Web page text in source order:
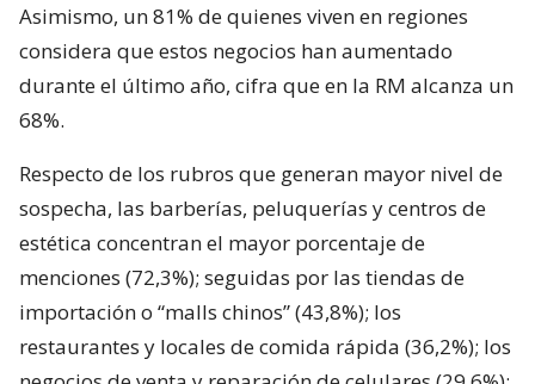
Asimismo, un 81% de quienes viven en regiones
considera que estos negocios han aumentado
durante el último año, cifra que en la RM alcanza un
68%.
Respecto de los rubros que generan mayor nivel de
sospecha, las barberías, peluquerías y centros de
estética concentran el mayor porcentaje de
menciones (72,3%); seguidas por las tiendas de
importación o “malls chinos” (43,8%); los
restaurantes y locales de comida rápida (36,2%); los